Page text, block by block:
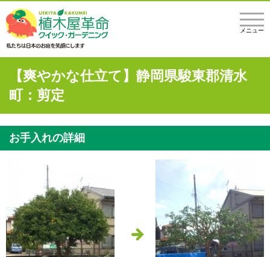
メニュー
【爽やかな仕立て】静岡県駿東郡清水
町：剪定
お手入れの詳細